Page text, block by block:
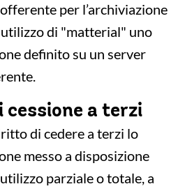
per l’archiviazione
di "matterial" uno
definito su un server
cessione a terzi
di cedere a terzi lo
messo a disposizione
parziale o totale, a